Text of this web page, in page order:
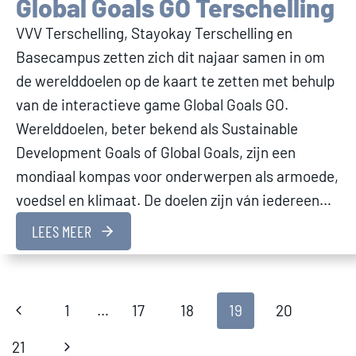
Global Goals GO Terschelling
VVV Terschelling, Stayokay Terschelling en
Basecampus zetten zich dit najaar samen in om
de werelddoelen op de kaart te zetten met behulp
van de interactieve game Global Goals GO.
Werelddoelen, beter bekend als Sustainable
Development Goals of Global Goals, zijn een
mondiaal kompas voor onderwerpen als armoede,
voedsel en klimaat. De doelen zijn ván iedereen…
LEES MEER
Page
Previous
Page
1 … 17 18 19
20
21
Next